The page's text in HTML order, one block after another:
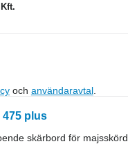
och användaravtal.
475 plus
skärbord för majsskörd